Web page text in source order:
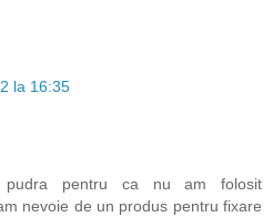
la 16:35
pudra pentru ca nu am folosit
nevoie de un produs pentru fixare